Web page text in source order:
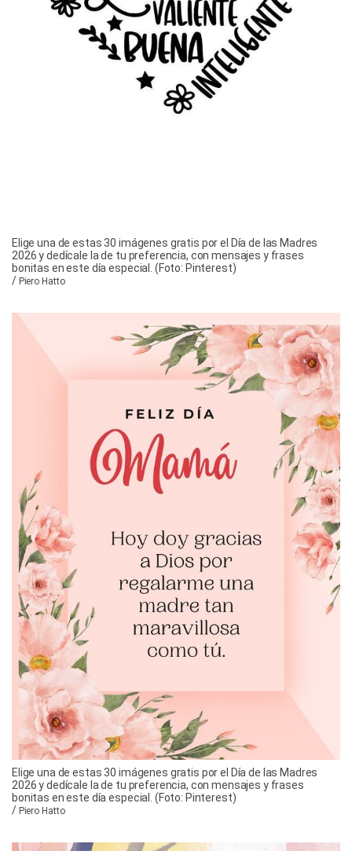
Elige una de estas 30 imágenes gratis por el Día de las Madres
2026 y dedícale la de tu preferencia, con mensajes y frases
bonitas en este día especial. (Foto: Pinterest)
/ Piero Hatto
Elige una de estas 30 imágenes gratis por el Día de las Madres
2026 y dedícale la de tu preferencia, con mensajes y frases
bonitas en este día especial. (Foto: Pinterest)
/ Piero Hatto